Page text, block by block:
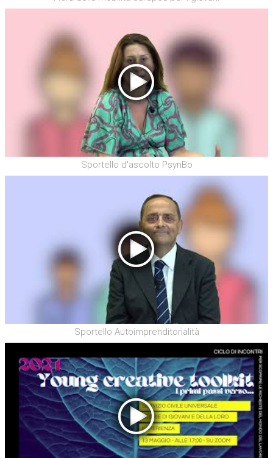
Sportello d'ascolto PsynBo
Sportello Autoimprenditorialità